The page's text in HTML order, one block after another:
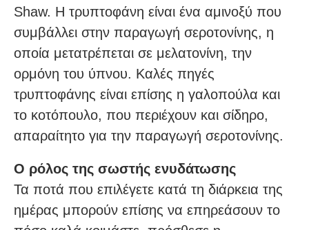
Shaw. Η τρυπτοφάνη είναι ένα αμινοξύ που
συμβάλλει στην παραγωγή σεροτονίνης, η
οποία μετατρέπεται σε μελατονίνη, την
ορμόνη του ύπνου. Καλές πηγές
τρυπτοφάνης είναι επίσης η γαλοπούλα και
το κοτόπουλο, που περιέχουν και σίδηρο,
απαραίτητο για την παραγωγή σεροτονίνης.
Ο ρόλος της σωστής ενυδάτωσης
Τα ποτά που επιλέγετε κατά τη διάρκεια της
ημέρας μπορούν επίσης να επηρεάσουν το